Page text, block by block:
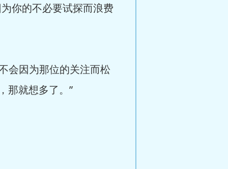
你的不必要试探而浪费
会因为那位的关注而松
那就想多了。”